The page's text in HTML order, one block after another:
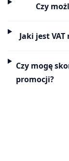
Czy
Jaki jest
Czy mogę
promocji?